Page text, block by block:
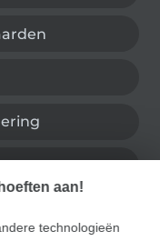
aan!
technologieën